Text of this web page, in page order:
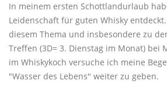
In meinem ersten Schottlandurlaub
Leidenschaft für guten Whisky
diesem Thema und insbesondere zu
Treffen (3D= 3. Dienstag im Monat) bei
im Whiskykoch versuche ich meine
"Wasser des Lebens" weiter zu geben.